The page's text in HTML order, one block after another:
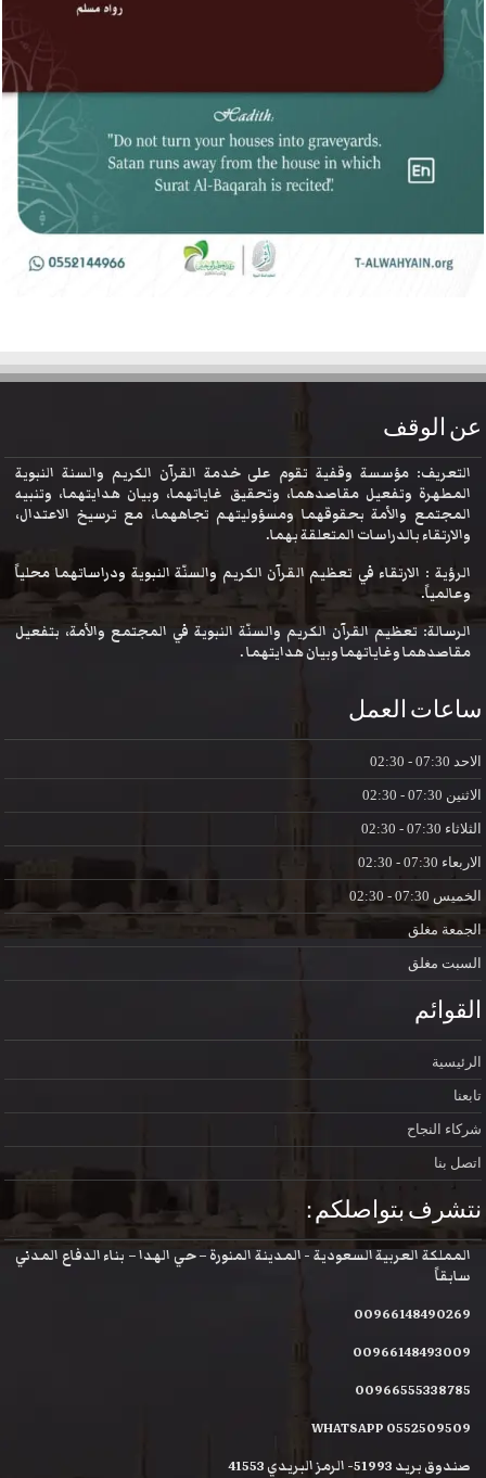
عن الوقف
التعريف: مؤسسة وقفية تقوم على خدمة القرآن الكريم والسنة النبوية
المطهرة وتفعيل مقاصدهما، وتحقيق غاياتهما، وبيان هدايتهما، وتنبيه
المجتمع والأمة بحقوقهما ومسؤوليتهم تجاههما، مع ترسيخ الاعتدال،
والارتقاء بالدراسات المتعلقة بهما.
الرؤية : الارتقاء في تعظيم القرآن الكريم والسنّة النبوية ودراساتهما محلياً
وعالمياً.
الرسالة: تعظيم القرآن الكريم والسنّة النبوية في المجتمع والأمة، بتفعيل
مقاصدهما وغاياتهما وبيان هدايتهما .
ساعات العمل
الاحد
الاثنين
الثلاثاء
الاربعاء
الخميس
الجمعة مغلق
السبت مغلق
القوائم
الرئيسية
تابعنا
شركاء النجاح
اتصل بنا
نتشرف بتواصلكم :
المملكة العربية السعودية - المدينة المنورة – حي الهدا – بناء الدفاع المدني
سابقاً
00966148490269
00966148493009
00966555338785
WHATSAPP 0552509509
صندوق بريد 51993- الرمز البريدي 41553